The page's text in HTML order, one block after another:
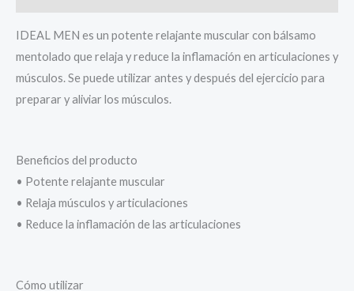
IDEAL MEN es un potente relajante muscular con bálsamo
mentolado que relaja y reduce la inflamación en articulaciones y
músculos. Se puede utilizar antes y después del ejercicio para
preparar y aliviar los músculos.
Beneficios del producto
• Potente relajante muscular
• Relaja músculos y articulaciones
• Reduce la inflamación de las articulaciones
Cómo utilizar